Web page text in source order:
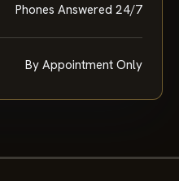
Phones Answered 24/7
By Appointment Only